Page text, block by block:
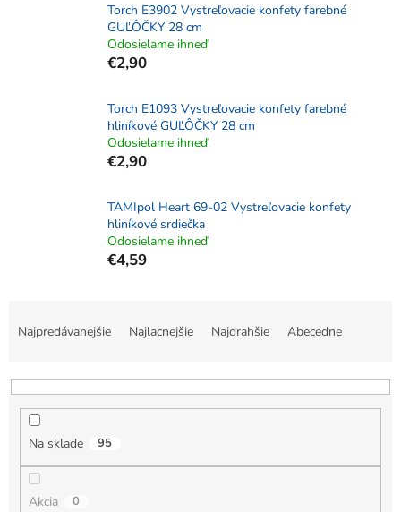
Torch E3902 Vystreľovacie konfety farebné
GUĽÔČKY 28 cm
Odosielame ihneď
€2,90
Torch E1093 Vystreľovacie konfety farebné
hliníkové GUĽÔČKY 28 cm
Odosielame ihneď
€2,90
TAMIpol Heart 69-02 Vystreľovacie konfety
hliníkové srdiečka
Odosielame ihneď
€4,59
n
Najpredávanejšie Najlacnejšie Najdrahšie Abecedne
Na sklade 95
Akcia 0